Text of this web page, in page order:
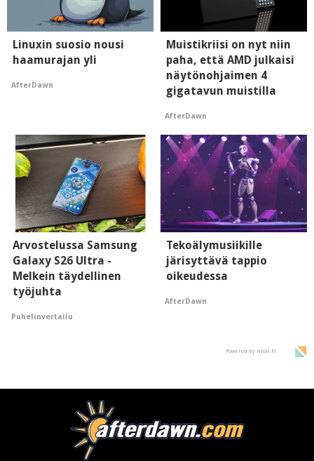
Linuxin suosio nousi
haamurajan yli
AfterDawn
Muistikriisi on nyt niin
paha, että AMD julkaisi
näytönohjaimen 4
gigatavun muistilla
AfterDawn
Arvostelussa Samsung
Galaxy S26 Ultra -
Melkein täydellinen
työjuhta
Puhelinvertailu
Tekoälymusiikille
järisyttävä tappio
oikeudessa
AfterDawn
Powered by HIGH.FI